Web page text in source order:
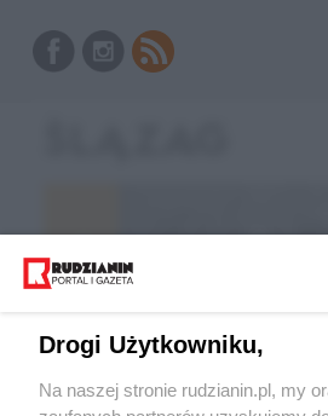
Drogi Użytkowniku,
Na naszej stronie rudzianin.pl, my